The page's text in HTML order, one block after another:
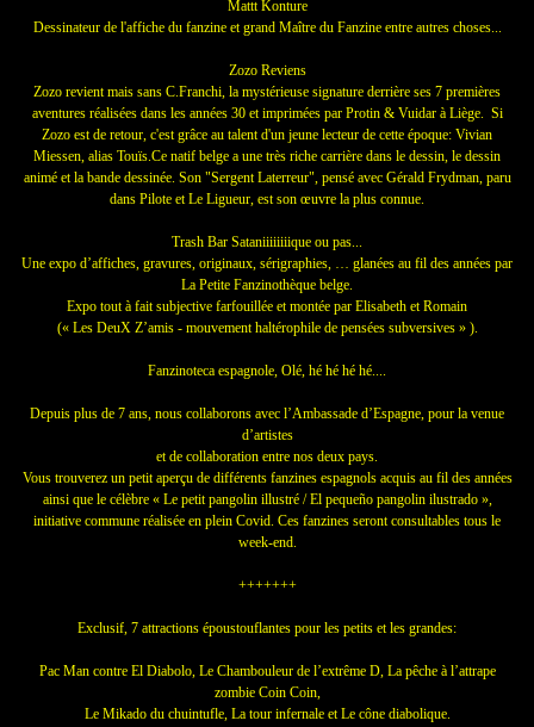
Mattt Konture
Dessinateur de l'affiche du fanzine et grand Maître du Fanzine entre autres choses...
Zozo Reviens
Zozo revient mais sans C.Franchi, la mystérieuse signature derrière ses 7 premières
aventures réalisées dans les années 30 et imprimées par Protin & Vuidar à Liège. Si
Zozo est de retour, c'est grâce au talent d'un jeune lecteur de cette époque: Vivian
Miessen, alias Touïs.Ce natif belge a une très riche carrière dans le dessin, le dessin
animé et la bande dessinée. Son "Sergent Laterreur", pensé avec Gérald Frydman, paru
dans Pilote et Le Ligueur, est son œuvre la plus connue.
Trash Bar Sataniiiiiiiique ou pas...
Une expo d’affiches, gravures, originaux, sérigraphies, … glanées au fil des années par
La Petite Fanzinothèque belge.
Expo tout à fait subjective farfouillée et montée par Elisabeth et Romain
(« Les DeuX Z’amis - mouvement haltérophile de pensées subversives » ).
Fanzinoteca espagnole, Olé, hé hé hé hé....
Depuis plus de 7 ans, nous collaborons avec l’Ambassade d’Espagne, pour la venue
d’artistes
et de collaboration entre nos deux pays.
Vous trouverez un petit aperçu de différents fanzines espagnols acquis au fil des années
ainsi que le célèbre « Le petit pangolin illustré / El pequeño pangolin ilustrado »,
initiative commune réalisée en plein Covid. Ces fanzines seront consultables tous le
week-end.
+++++++
Exclusif, 7 attractions époustouflantes pour les petits et les grandes:
Pac Man contre El Diabolo, Le Chambouleur de l’extrême D, La pêche à l’attrape
zombie Coin Coin,
Le Mikado du chuintufle, La tour infernale et Le cône diabolique.